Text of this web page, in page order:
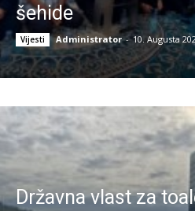
šehide
Vijesti Administrator - 10. Augusta
Državna vlast za